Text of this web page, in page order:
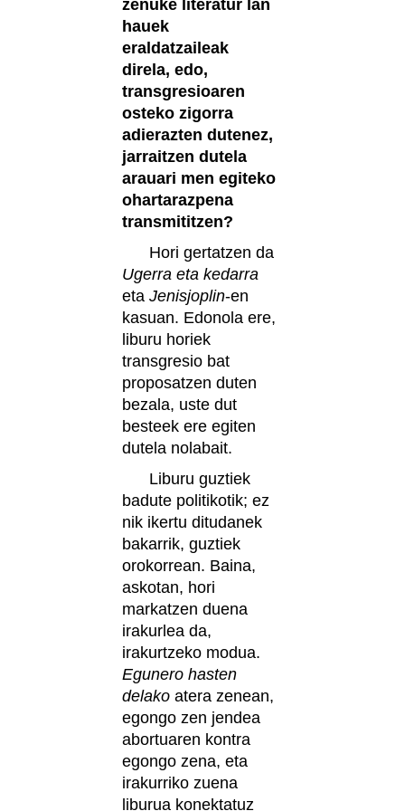
zenuke literatur lan
hauek
eraldatzaileak
direla, edo,
transgresioaren
osteko zigorra
adierazten dutenez,
jarraitzen dutela
arauari men egiteko
ohartarazpena
transmititzen?
Hori gertatzen da
Ugerra eta kedarra
eta Jenisjoplin-en
kasuan. Edonola ere,
liburu horiek
transgresio bat
proposatzen duten
bezala, uste dut
besteek ere egiten
dutela nolabait.
Liburu guztiek
badute politikotik; ez
nik ikertu ditudanek
bakarrik, guztiek
orokorrean. Baina,
askotan, hori
markatzen duena
irakurlea da,
irakurtzeko modua.
Egunero hasten
delako atera zenean,
egongo zen jendea
abortuaren kontra
egongo zena, eta
irakurriko zuena
liburua konektatuz